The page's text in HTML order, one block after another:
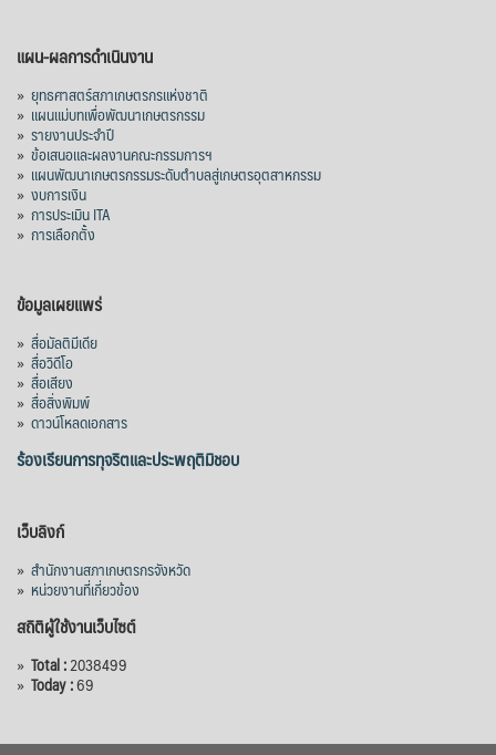
แผน-ผลการดำเนินงาน
» ยุทธศาสตร์สภาเกษตรกรแห่งชาติ
» แผนแม่บทเพื่อพัฒนาเกษตรกรรม
» รายงานประจำปี
» ข้อเสนอและผลงานคณะกรรมการฯ
» แผนพัฒนาเกษตรกรรมระดับตำบลสู่เกษตรอุตสาหกรรม
» งบการเงิน
» การประเมิน ITA
» การเลือกตั้ง
ข้อมูลเผยแพร่
» สื่อมัลติมีเดีย
» สื่อวิดีโอ
» สื่อเสียง
» สื่อสิ่งพิมพ์
» ดาวน์โหลดเอกสาร
ร้องเรียนการทุจริตและประพฤติมิชอบ
เว็บลิงก์
» สำนักงานสภาเกษตรกรจังหวัด
» หน่วยงานที่เกี่ยวข้อง
สถิติผู้ใช้งานเว็บไซต์
» Total :2038499
» Today :69